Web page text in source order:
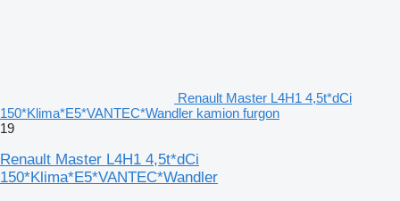
Renault Master L4H1 4,5t*dCi
150*Klima*E5*VANTEC*Wandler kamion furgon
19
Renault Master L4H1 4,5t*dCi
150*Klima*E5*VANTEC*Wandler